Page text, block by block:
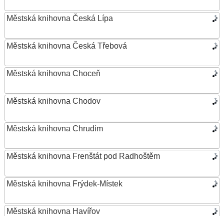
Městská knihovna Česká Lípa
Městská knihovna Česká Třebová
Městská knihovna Choceň
Městská knihovna Chodov
Městská knihovna Chrudim
Městská knihovna Frenštát pod Radhoštěm
Městská knihovna Frýdek-Místek
Městská knihovna Havířov